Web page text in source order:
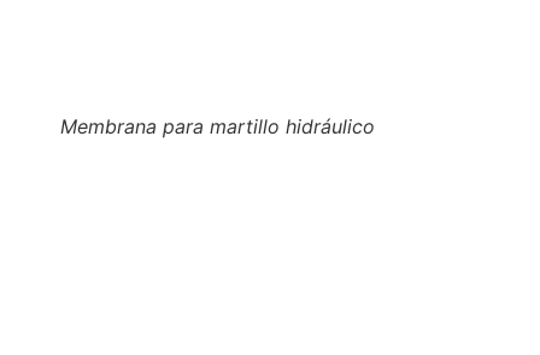
Membrana para martillo hidráulico